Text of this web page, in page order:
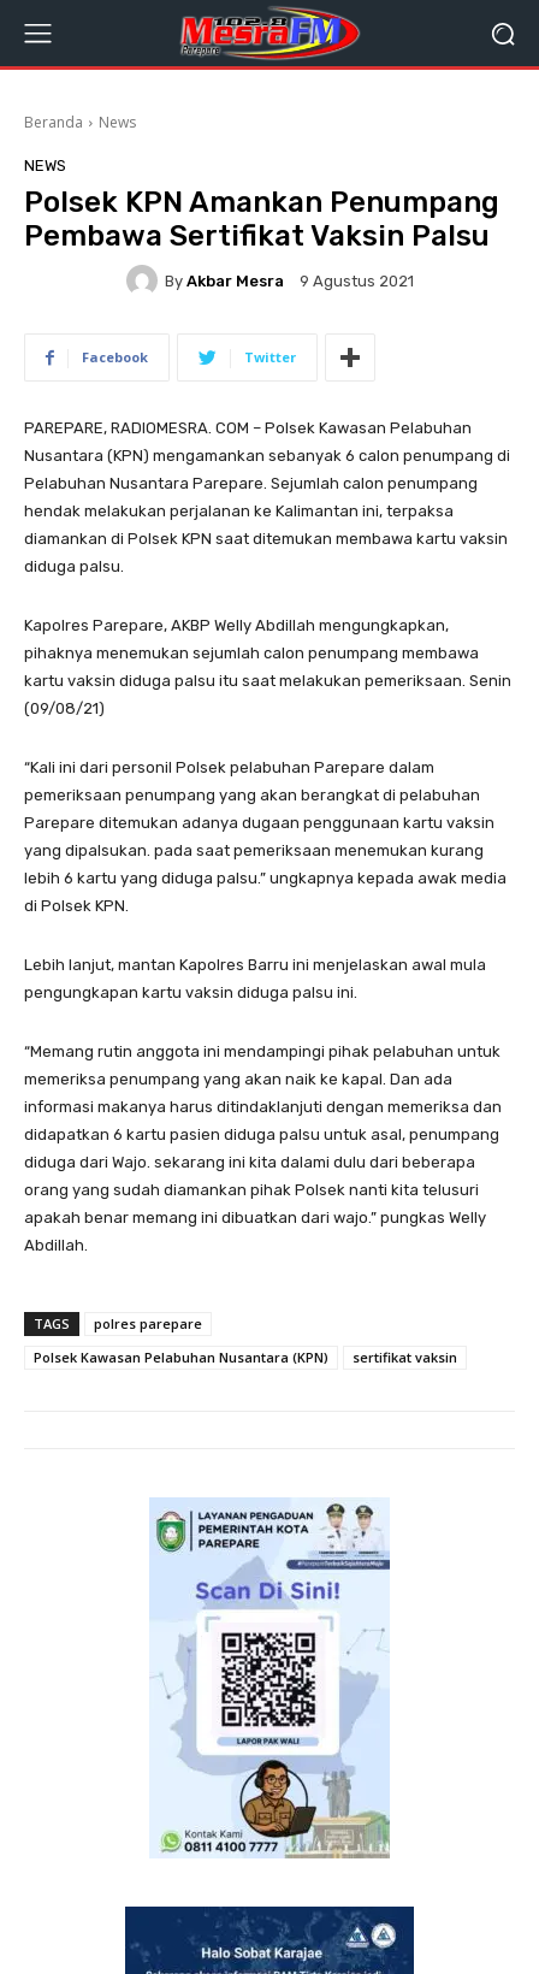
Beranda News
NEWS
Polsek KPN Amankan Penumpang
Pembawa Sertifikat Vaksin Palsu
By Akbar Mesra 9 Agustus 2021
Facebook Twitter
PAREPARE, RADIOMESRA. COM – Polsek Kawasan Pelabuhan
Nusantara (KPN) mengamankan sebanyak 6 calon penumpang di
Pelabuhan Nusantara Parepare. Sejumlah calon penumpang
hendak melakukan perjalanan ke Kalimantan ini, terpaksa
diamankan di Polsek KPN saat ditemukan membawa kartu vaksin
diduga palsu.
Kapolres Parepare, AKBP Welly Abdillah mengungkapkan,
pihaknya menemukan sejumlah calon penumpang membawa
kartu vaksin diduga palsu itu saat melakukan pemeriksaan. Senin
(09/08/21)
“Kali ini dari personil Polsek pelabuhan Parepare dalam
pemeriksaan penumpang yang akan berangkat di pelabuhan
Parepare ditemukan adanya dugaan penggunaan kartu vaksin
yang dipalsukan. pada saat pemeriksaan menemukan kurang
lebih 6 kartu yang diduga palsu.” ungkapnya kepada awak media
di Polsek KPN.
Lebih lanjut, mantan Kapolres Barru ini menjelaskan awal mula
pengungkapan kartu vaksin diduga palsu ini.
“Memang rutin anggota ini mendampingi pihak pelabuhan untuk
memeriksa penumpang yang akan naik ke kapal. Dan ada
informasi makanya harus ditindaklanjuti dengan memeriksa dan
didapatkan 6 kartu pasien diduga palsu untuk asal, penumpang
diduga dari Wajo. sekarang ini kita dalami dulu dari beberapa
orang yang sudah diamankan pihak Polsek nanti kita telusuri
apakah benar memang ini dibuatkan dari wajo.” pungkas Welly
Abdillah.
TAGS
polres parepare
Polsek Kawasan Pelabuhan Nusantara (KPN)
sertifikat vaksin